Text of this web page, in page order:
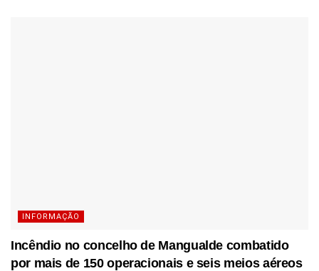
INFORMAÇÃO
Incêndio no concelho de Mangualde combatido
por mais de 150 operacionais e seis meios aéreos